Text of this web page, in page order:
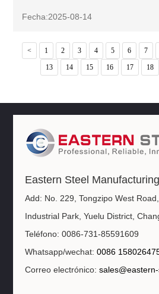
Fecha:2025-08-14
< 1 2 3 4 5 6 7
13
14 15 16 17 18
Eastern Steel
Add: No. 229, Tongzipo West
Industrial Park, Yuelu District,
Teléfono: 0086-731-85591609
Whatsapp/wechat:0086
Correo electrónico: